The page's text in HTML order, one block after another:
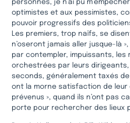
personnes, je n’ai pu
optimistes et aux pessimistes,
pouvoir progressifs des
Les premiers, trop naïfs, se
n’oseront jamais aller jusque-là
par contempler, impuissants, les
orchestrées par leurs dirigeants,
seconds, généralement taxés
ont la morne satisfaction de leur
prévenus », quand ils n’ont pas
porte pour rechercher des lieux